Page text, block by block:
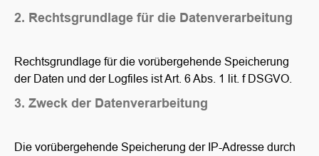
2. Rechtsgrundlage für die Datenverarbeitung
Rechtsgrundlage für die vorübergehende Speicherung
der Daten und der Logfiles ist Art. 6 Abs. 1 lit. f DSGVO.
3. Zweck der Datenverarbeitung
Die vorübergehende Speicherung der IP-Adresse durch